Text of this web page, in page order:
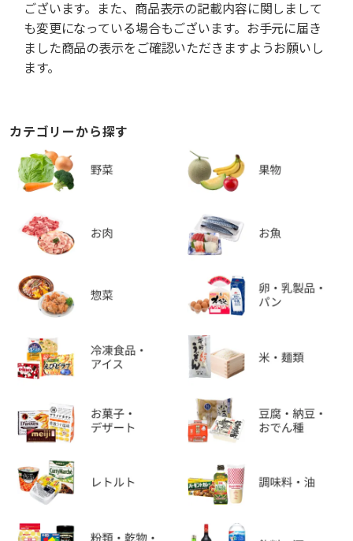
ございます。また、商品表示の記載内容に関しまして
も変更になっている場合もございます。お手元に届き
ました商品の表示をご確認いただきますようお願いし
ます。
カテゴリーから探す